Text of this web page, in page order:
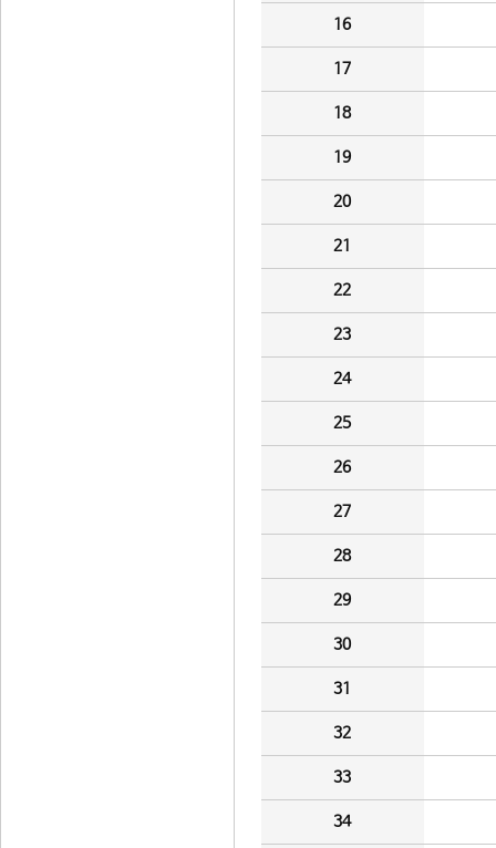
16
17
18
19
20
21
22
23
24
25
26
27
28
29
30
31
32
33
34